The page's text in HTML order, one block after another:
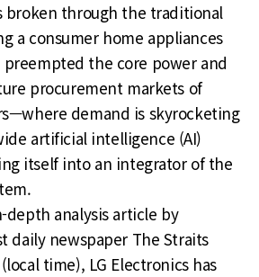
broken through the traditional
a consumer home appliances
the core power and
procurement markets of
demand is skyrocketing
artificial intelligence (AI)
itself into an integrator of the
depth analysis article by
daily newspaper The Straits
time), LG Electronics has